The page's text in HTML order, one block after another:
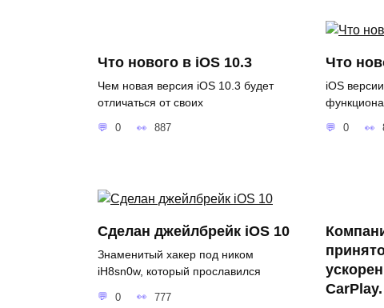
Что нового в iOS 10.3
Чем новая версия iOS 10.3 будет
отличаться от своих
0 887
Что
iOS
0
Сделан джейлбрейк iOS 10
Знаменитый хакер под ником
iH8sn0w, который прославился
0 777
CarPlay.